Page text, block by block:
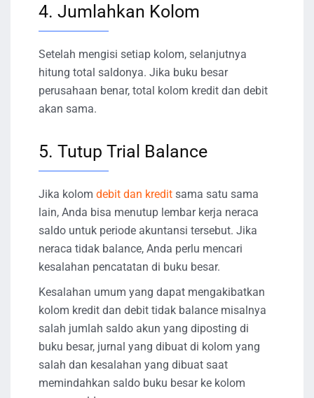
4. Jumlahkan Kolom
Setelah mengisi setiap kolom, selanjutnya
hitung total saldonya. Jika buku besar
perusahaan benar, total kolom kredit dan debit
akan sama.
5. Tutup Trial Balance
Jika kolom debit dan kredit sama satu sama
lain, Anda bisa menutup lembar kerja neraca
saldo untuk periode akuntansi tersebut. Jika
neraca tidak balance, Anda perlu mencari
kesalahan pencatatan di buku besar.
Kesalahan umum yang dapat mengakibatkan
kolom kredit dan debit tidak balance misalnya
salah jumlah saldo akun yang diposting di
buku besar, jurnal yang dibuat di kolom yang
salah dan kesalahan yang dibuat saat
memindahkan saldo buku besar ke kolom